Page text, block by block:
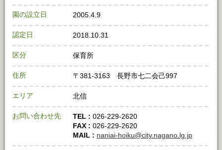
園の設立日 2005.4.9
認定日 2018.10.31
区分 保育所
住所 〒381‐3163 長野市七二会己997
エリア 北信
お問い合わせ先 TEL : 026‐229‐2620
FAX : 026‐229‐2620
MAIL : naniai-hoiku@city.nagano.lg.jp